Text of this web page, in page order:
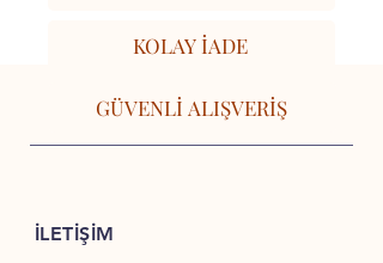
KOLAY İADE
GÜVENLİ ALIŞVERİŞ
İLETİŞİM